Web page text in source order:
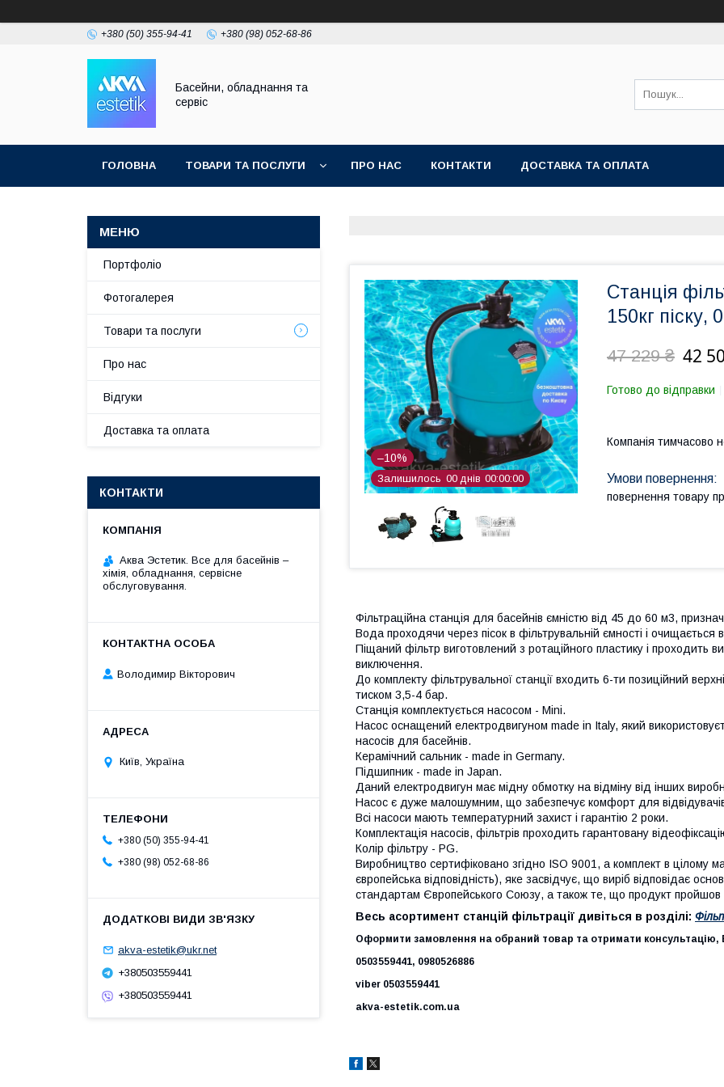
+380 (50) 355-94-41 +380 (98) 052-68-86
Басейни, обладнання та
сервіс
ГОЛОВНА ТОВАРИ ТА ПОСЛУГИ ПРО НАС КОНТАКТИ ДОСТАВКА ТА ОПЛАТА
–10%
Залишилось 00 днів 00 00 00
Станція
150кг піску,
47 229 ₴ 42
Готово до відправки
Компанія тимчасово
повернення товару
Фільтраційна станція для басейнів ємністю від 45 до 60 м3,
Вода проходячи через пісок в фільтрувальній ємності і
Піщаний фільтр виготовлений з ротаційного пластику і проходить
виключення.
До комплекту фільтрувальної станції входить 6-ти позиційний
тиском 3,5-4 бар.
Станція комплектується насосом - Mini.
Насос оснащений електродвигуном made in Italy, який
насосів для басейнів.
Керамічний сальник - made in Germany.
Підшипник - made in Japan.
Даний електродвигун має мідну обмотку на відміну від інших
Насос є дуже малошумним, що забезпечує комфорт для
Всі насоси мають температурний захист і гарантію 2 роки.
Комплектація насосів, фільтрів проходить гарантовану
Колір фільтру - PG.
Виробництво сертифіковано згідно ISO 9001, а комплект в цілому
європейська відповідність), яке засвідчує, що виріб відповідає
стандартам Європейського Союзу, а також те, що продукт пройшов
Весь асортимент станцій фільтрації дивіться в розділі:
Оформити замовлення на обраний товар та отримати
0503559441, 0980526886
viber 0503559441
akva-estetik.com.ua
Портфоліо
Фотогалерея
Товари та послуги
Про нас
Відгуки
Доставка та оплата
КОНТАКТИ
Аква Эстетик. Все для басейнів –
хімія, обладнання, сервісне
обслуговування.
Володимир Вікторович
Київ, Україна
+380 (50) 355-94-41
+380 (98) 052-68-86
akva-estetik@ukr.net
+380503559441
+380503559441